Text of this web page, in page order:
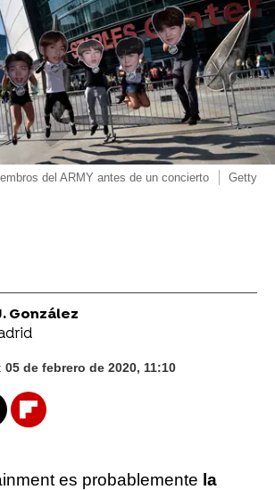
del ARMY antes de un concierto Getty
González
05 de febrero de 2020, 11:10
Flipboard
es probablemente la